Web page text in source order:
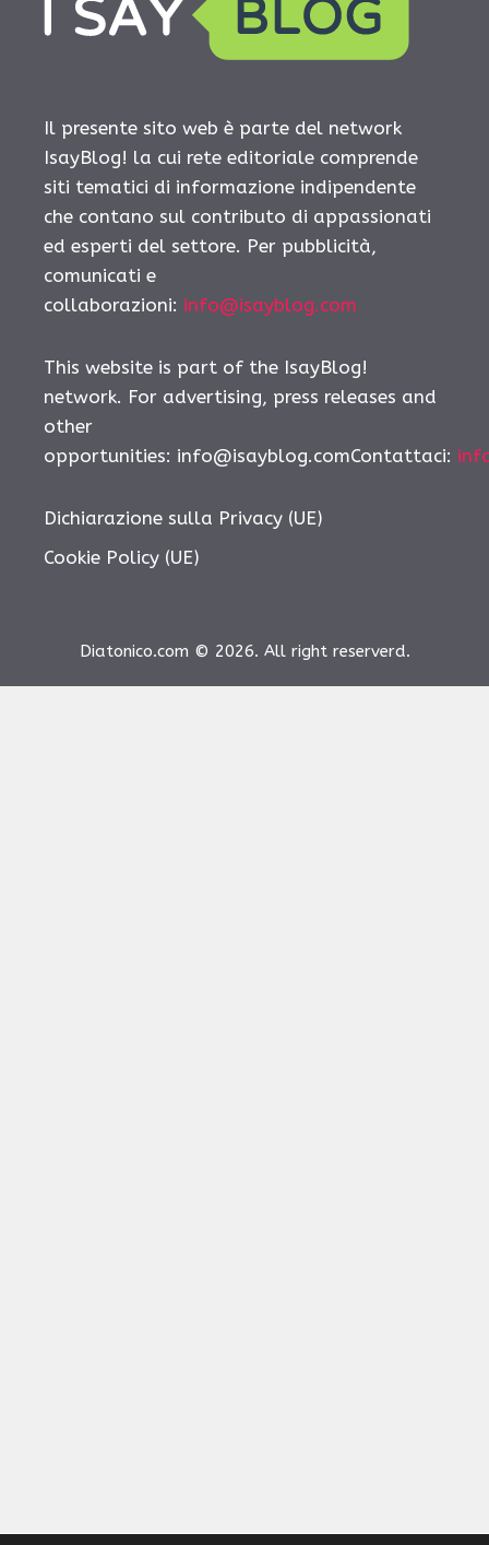
Il presente sito web è parte del network
IsayBlog! la cui rete editoriale comprende
siti tematici di informazione indipendente
che contano sul contributo di appassionati
ed esperti del settore. Per pubblicità,
comunicati e
collaborazioni: info@isayblog.com
This website is part of the IsayBlog!
network. For advertising, press releases and
other
opportunities: info@isayblog.comContattaci:
Dichiarazione sulla Privacy (UE)
Cookie Policy (UE)
Diatonico.com © 2026. All right reserverd.